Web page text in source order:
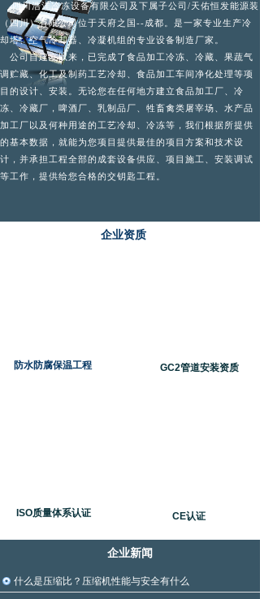
四川浩洋冷冻设备有限公司及下属子公司/天佑恒发能源装
（四川）有限公司位于天府之国--成都。是一家专业生产冷
却塔、空气冷却器、冷凝机组的专业设备制造厂家。
公司自建立以来，已完成了食品加工冷冻、冷藏、果蔬气
调贮藏、化工及制药工艺冷却、食品加工车间净化处理等项
目的设计、安装。无论您在任何地方建立食品加工厂、冷
冻、冷藏厂，啤酒厂、乳制品厂、牲畜禽类屠宰场、水产品
加工厂以及何种用途的工艺冷却、冷冻等，我们根据所提供
的基本数据，就能为您项目提供最佳的项目方案和技术设
计，并承担工程全部的成套设备供应、项目施工、安装调试
等工作，提供给您合格的交钥匙工程。
企业资质
防水防腐保温工程 GC2管道安装资质
ISO质量体系认证 CE认证
企业新闻
什么是压缩比？压缩机性能与安全有什么